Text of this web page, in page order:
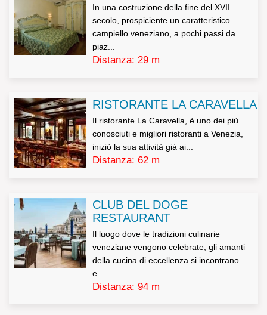
In una costruzione della fine del XVII
secolo, prospiciente un caratteristico
campiello veneziano, a pochi passi da
piaz...
Distanza: 29 m
RISTORANTE LA CARAVELLA
Il ristorante La Caravella, è uno dei più
conosciuti e migliori ristoranti a Venezia,
iniziò la sua attività già ai...
Distanza: 62 m
CLUB DEL DOGE
RESTAURANT
Il luogo dove le tradizioni culinarie
veneziane vengono celebrate, gli amanti
della cucina di eccellenza si incontrano
e...
Distanza: 94 m